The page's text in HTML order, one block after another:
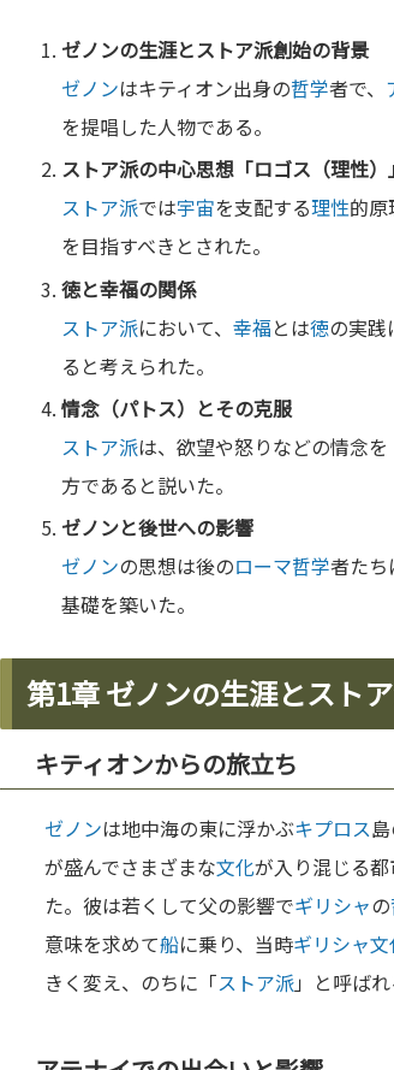
ゼノンの生涯とストア派創始の背景
ゼノンはキティオン出身の哲学者で、
を提唱した人物である。
ストア派の中心思想「ロゴス（理性）」
ストア派では宇宙を支配する理性的
を目指すべきとされた。
徳と幸福の関係
ストア派において、幸福とは徳の実践
ると考えられた。
情念（パトス）とその克服
ストア派は、欲望や怒りなどの情念を
方であると説いた。
ゼノンと後世への影響
ゼノンの思想は後のローマ哲学者たち
基礎を築いた。
第1章 ゼノンの生涯とスト
キティオンからの旅立ち
ゼノンは地中海の東に浮かぶキプロス
が盛んでさまざまな文化が入り混じる
た。彼は若くして父の影響でギリシャの
意味を求めて船に乗り、当時ギリシャ文
きく変え、のちに「ストア派」と呼ばれ